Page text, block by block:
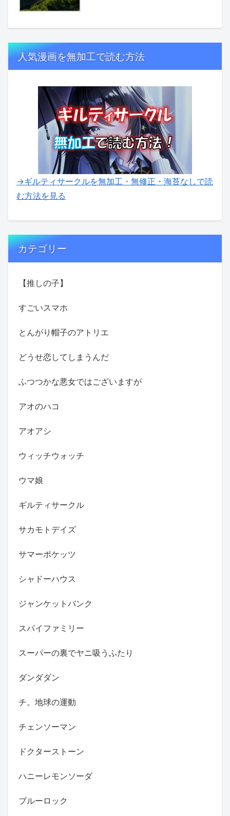
人気漫画を無加工で読む方法
→ギルティサークルを無加工・無修正・海苔なしで読
む方法を見る
カテゴリー
【推しの子】
すごいスマホ
とんがり帽子のアトリエ
どうせ恋してしまうんだ
ふつつかな悪女ではございますが
アオのハコ
アオアシ
ウィッチウォッチ
ウマ娘
ギルティサークル
サカモトデイズ
サマーポケッツ
シャドーハウス
ジャンケットバンク
スパイファミリー
スーパーの裏でヤニ吸うふたり
ダンダダン
チ。地球の運動
チェンソーマン
ドクターストーン
ハニーレモンソーダ
ブルーロック